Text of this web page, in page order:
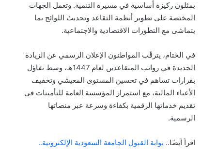
يمثلون ركيزة أساسية في مسيرة التنمية. وتعمل الجهات
المختصة على تطوير أنظمة التقاعد وتحديث اللوائح بما
يتماشى مع التطورات الاقتصادية والاجتماعية.
في الختام، يترقّب المواطنون الإعلان الرسمي عن الزيادة
الجديدة في رواتب المتقاعدين لعام 1447هـ، وسط تفاؤل
بقرارات تساهم في تحسين المستوى المعيشي وتخفيف
الأعباء المالية، مع استمرار المؤسسة العامة للتأمينات في
تقديم خدماتها الرقمية بكفاءة وسرعة عبر منصاتها
الرسمية.
اقرأ أيضًا.. بوابة القبول الجامعة السعودية الإلكترونية..